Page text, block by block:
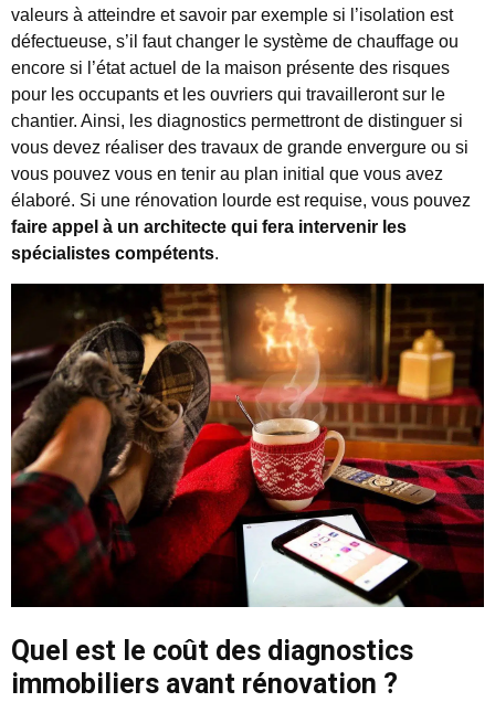
valeurs à atteindre et savoir par exemple si l’isolation est
défectueuse, s’il faut changer le système de chauffage ou
encore si l’état actuel de la maison présente des risques
pour les occupants et les ouvriers qui travailleront sur le
chantier. Ainsi, les diagnostics permettront de distinguer si
vous devez réaliser des travaux de grande envergure ou si
vous pouvez vous en tenir au plan initial que vous avez
élaboré. Si une rénovation lourde est requise, vous pouvez
faire appel à un architecte qui fera intervenir les
spécialistes compétents.
Quel est le coût des diagnostics
immobiliers avant rénovation ?